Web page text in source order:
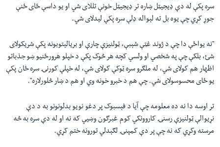
سره پکې له دې ډیجیټل ښاره تر ډیجیټل خونې تللای شي او یو داسې ځای ځنې
جوړ کړي چې یوه بل ته لېواله ډلې سره پکې لیدلای شي.
"نه یواځې دا چې د ژوند غټې شېبې، ټولنیزې چارې او بریالیتوبونه پکې شریکولای
شئ، بلکې چې په شخصي او ولسي کچه هر څوک پکې د خپلو هرورځنيو ښو جذباتو
اظهار هم کولای شي، له ملګرو سره ټوکې کولای شي، له خپلې کورنۍ سره ځان پکې
یو ځای محسوسولای شي. چې هم د خبرو خونه وي او هم د ښار څلورلاره"
.
تر اوسه دا نه ده معلومه چې آیا د فېسبوک پر دغو نویو بدلونونو به د دې
نړیوالې ټولنیزې رسنۍ کاروونکي کوم غبرګون وښيي که نه او له دې سره به څه
مرسته وکړي که نه چې پر دې کمپنۍ لګېدلي تورونه ختم کړي.